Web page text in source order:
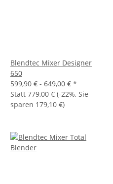
Blendtec Mixer Designer
650
599,90 € - 649,00 € *
Statt 779,00 € (-22%, Sie
sparen 179,10 €)